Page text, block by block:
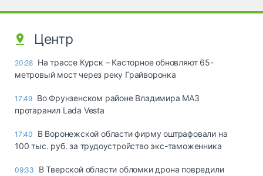
Центр
20:28 На трассе Курск – Касторное обновляют 65-
метровый мост через реку Грайворонка
17:49 Во Фрунзенском районе Владимира МАЗ
протаранил Lada Vesta
17:40
В Воронежской области фирму оштрафовали на
100 тыс. руб. за трудоустройство экс-таможенника
09:33
В Тверской области обломки дрона повредили